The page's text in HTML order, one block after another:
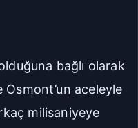
bağlı olarak
Osmont’un aceleyle
milisaniyeye